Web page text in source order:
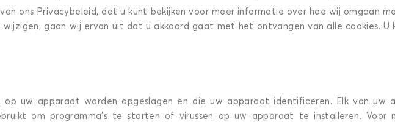
ons Privacybeleid, dat u kunt bekijken voor meer informatie over hoe wij omgaan
gaan wij ervan uit dat u akkoord gaat met het ontvangen van alle cookies.
op uw apparaat worden opgeslagen en die uw apparaat identificeren. Elk van uw
om programma's te starten of virussen op uw apparaat te installeren.